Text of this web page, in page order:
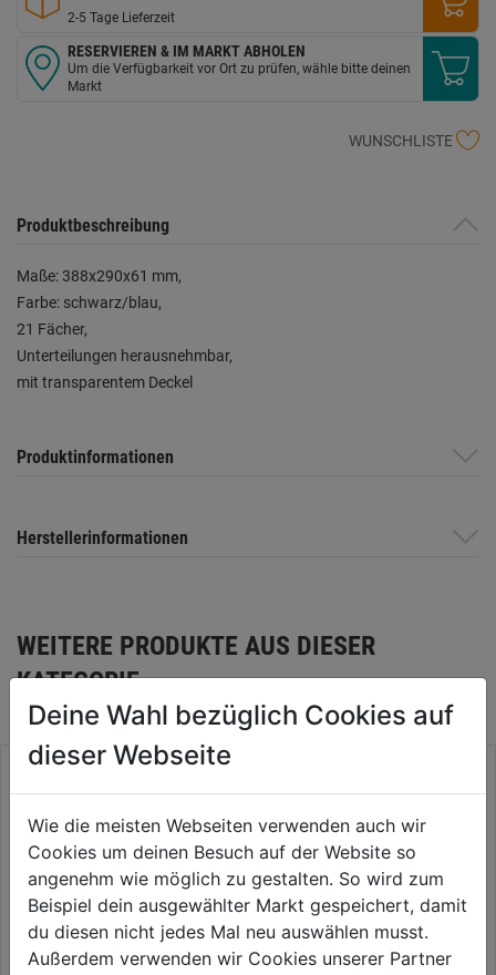
2-5 Tage Lieferzeit
RESERVIEREN & IM MARKT ABHOLEN
Um die Verfügbarkeit vor Ort zu prüfen, wähle bitte deinen
Markt
WUNSCHLISTE
Produktbeschreibung
Maße: 388x290x61 mm,
Farbe: schwarz/blau,
21 Fächer,
Unterteilungen herausnehmbar,
mit transparentem Deckel
Produktinformationen
Herstellerinformationen
WEITERE PRODUKTE AUS DIESER
KATEGORIE
Deine Wahl bezüglich Cookies auf
dieser Webseite
Wie die meisten Webseiten verwenden auch wir
Cookies um deinen Besuch auf der Website so
angenehm wie möglich zu gestalten. So wird zum
Beispiel dein ausgewählter Markt gespeichert, damit
du diesen nicht jedes Mal neu auswählen musst.
Außerdem verwenden wir Cookies unserer Partner